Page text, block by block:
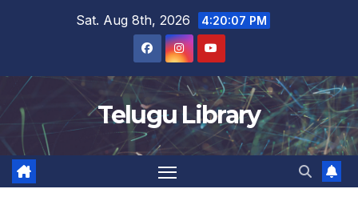
Sat. Aug 8th, 2026 4:20:07 PM
Telugu Library